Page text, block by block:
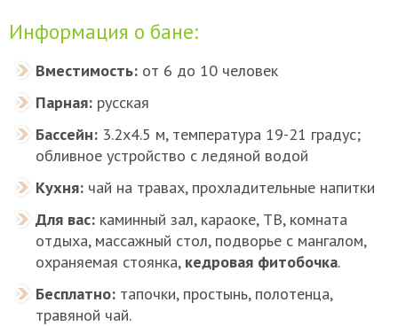
Информация о бане:
Вместимость: от 6 до 10 человек
Парная: русская
Бассейн: 3.2х4.5 м, температура 19-21 градус;
обливное устройство с ледяной водой
Кухня: чай на травах, прохладительные напитки
Для вас: каминный зал, караоке, ТВ, комната
отдыха, массажный стол, подворье с мангалом,
охраняемая стоянка, кедровая фитобочка.
Бесплатно: тапочки, простынь, полотенца,
травяной чай.